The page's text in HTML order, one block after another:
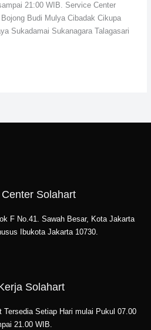
21:00 WIB. Service Center
Budi Mulya Cibadak Cikupa
Sukadamai Sukanagara Talagasari
Solahart
F No.41. Sawah Besar, Kota Jakarta
Ibukota Jakarta 10730.
Solahart
Tersedia Setiap Hari mulai Pukul 07.00
21.00 WIB.